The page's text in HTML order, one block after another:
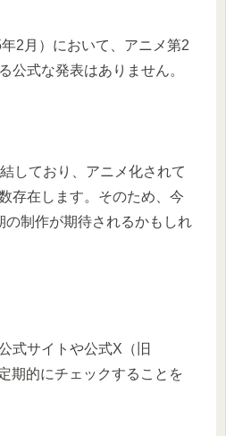
2月）において、アニメ第2
公式な発表はありません。
しており、アニメ化されて
存在します。そのため、今
の制作が期待されるかもしれ
式サイトや公式X（旧
期的にチェックすることを